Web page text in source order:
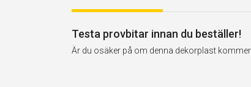
Testa provbitar innan du beställer!
Är du osäker på om denna dekorplast